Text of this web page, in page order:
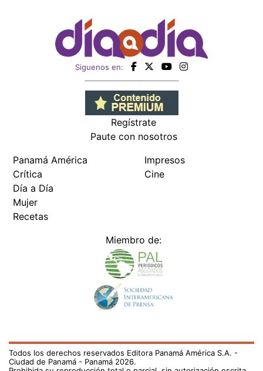
Siguenos en:
Regístrate
Paute con nosotros
Panamá América
Crítica
Día a Día
Mujer
Recetas
Impresos
Cine
Miembro de:
Todos los derechos reservados Editora Panamá América S.A. -
Ciudad de Panamá - Panamá 2026.